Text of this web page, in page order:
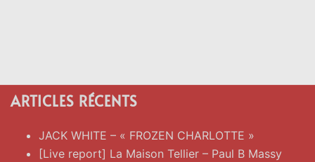
ARTICLES RÉCENTS
JACK WHITE – « FROZEN CHARLOTTE »
[Live report] La Maison Tellier – Paul B Massy